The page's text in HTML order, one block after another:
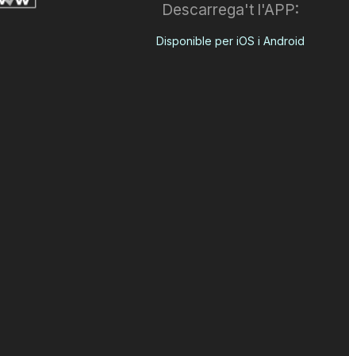
Descarrega't l'APP:
Disponible per iOS i Android